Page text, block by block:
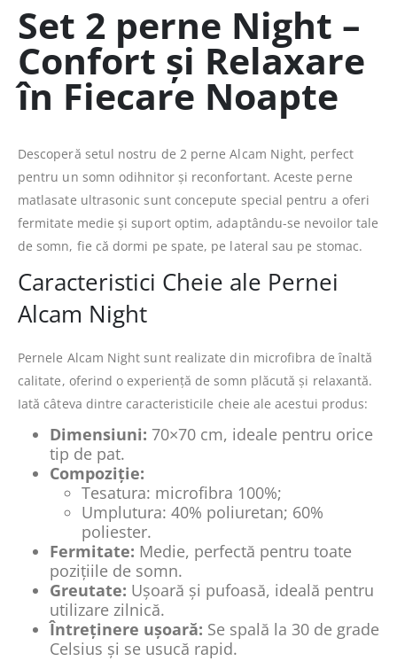
Set 2 perne Night –
Confort și Relaxare
în Fiecare Noapte
Descoperă setul nostru de 2 perne Alcam Night, perfect
pentru un somn odihnitor și reconfortant. Aceste perne
matlasate ultrasonic sunt concepute special pentru a oferi
fermitate medie și suport optim, adaptându-se nevoilor tale
de somn, fie că dormi pe spate, pe lateral sau pe stomac.
Caracteristici Cheie ale Pernei
Alcam Night
Pernele Alcam Night sunt realizate din microfibra de înaltă
calitate, oferind o experiență de somn plăcută și relaxantă.
Iată câteva dintre caracteristicile cheie ale acestui produs:
Dimensiuni: 70×70 cm, ideale pentru orice
tip de pat.
Compoziție:
Tesatura: microfibra 100%;
Umplutura: 40% poliuretan; 60%
poliester.
Fermitate: Medie, perfectă pentru toate
pozițiile de somn.
Greutate: Ușoară și pufoasă, ideală pentru
utilizare zilnică.
Întreținere ușoară: Se spală la 30 de grade
Celsius și se usucă rapid.